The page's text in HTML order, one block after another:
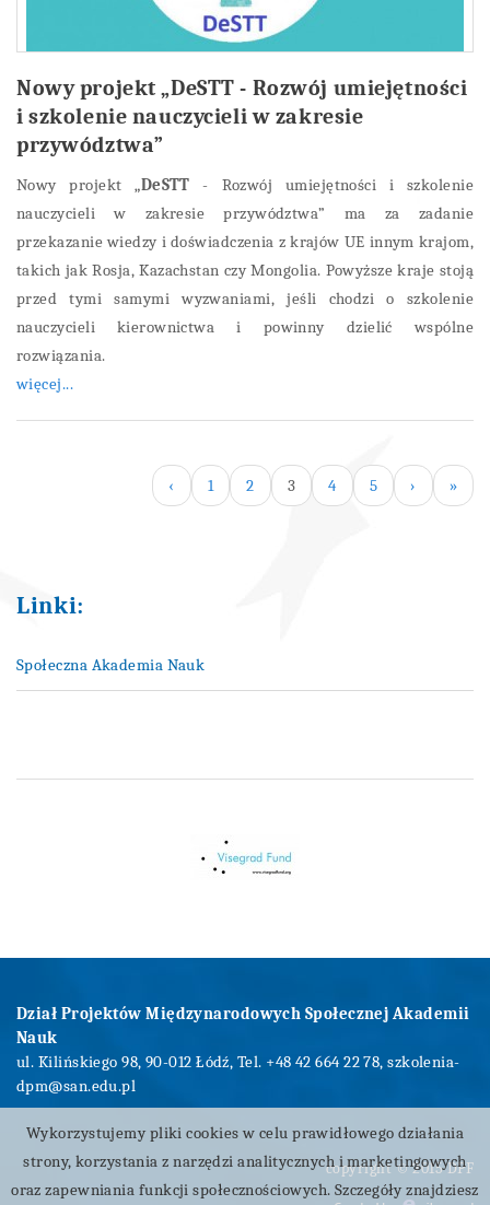
Nowy projekt „DeSTT - Rozwój umiejętności
i szkolenie nauczycieli w zakresie
przywództwa”
Nowy projekt „DeSTT - Rozwój umiejętności i szkolenie
nauczycieli w zakresie przywództwa” ma za zadanie
przekazanie wiedzy i doświadczenia z krajów UE innym krajom,
takich jak Rosja, Kazachstan czy Mongolia. Powyższe kraje stoją
przed tymi samymi wyzwaniami, jeśli chodzi o szkolenie
nauczycieli kierownictwa i powinny dzielić wspólne
rozwiązania.
więcej...
‹ 1 2 3 4 5 › »
Linki:
Społeczna Akademia Nauk
Dział Projektów Międzynarodowych Społecznej Akademii
Nauk
ul. Kilińskiego 98, 90-012 Łódź, Tel. +48 42 664 22 78,szkolenia-
dpm@san.edu.pl
copyright © 2015 DPF
Wykorzystujemy pliki cookies w celu prawidłowego działania
strony, korzystania z narzędzi analitycznych i marketingowych
oraz zapewniania funkcji społecznościowych. Szczegóły znajdziesz